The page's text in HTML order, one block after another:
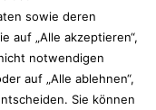
sowie deren
auf „Alle akzeptieren“,
notwendigen
auf „Alle ablehnen“,
Sie können